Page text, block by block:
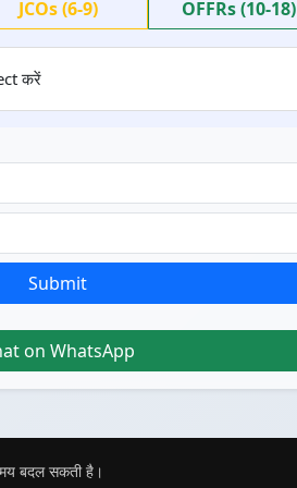
JCOs (6-9) OFFRs (10-18)
करें
Submit
on WhatsApp
बदल सकती है।